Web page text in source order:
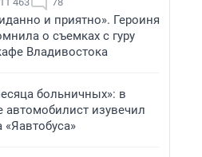
и приятно». Героиня
о съемках с гуру
Владивостока
больничных»: в
автомобилист изувечил
«Яавтобуса»